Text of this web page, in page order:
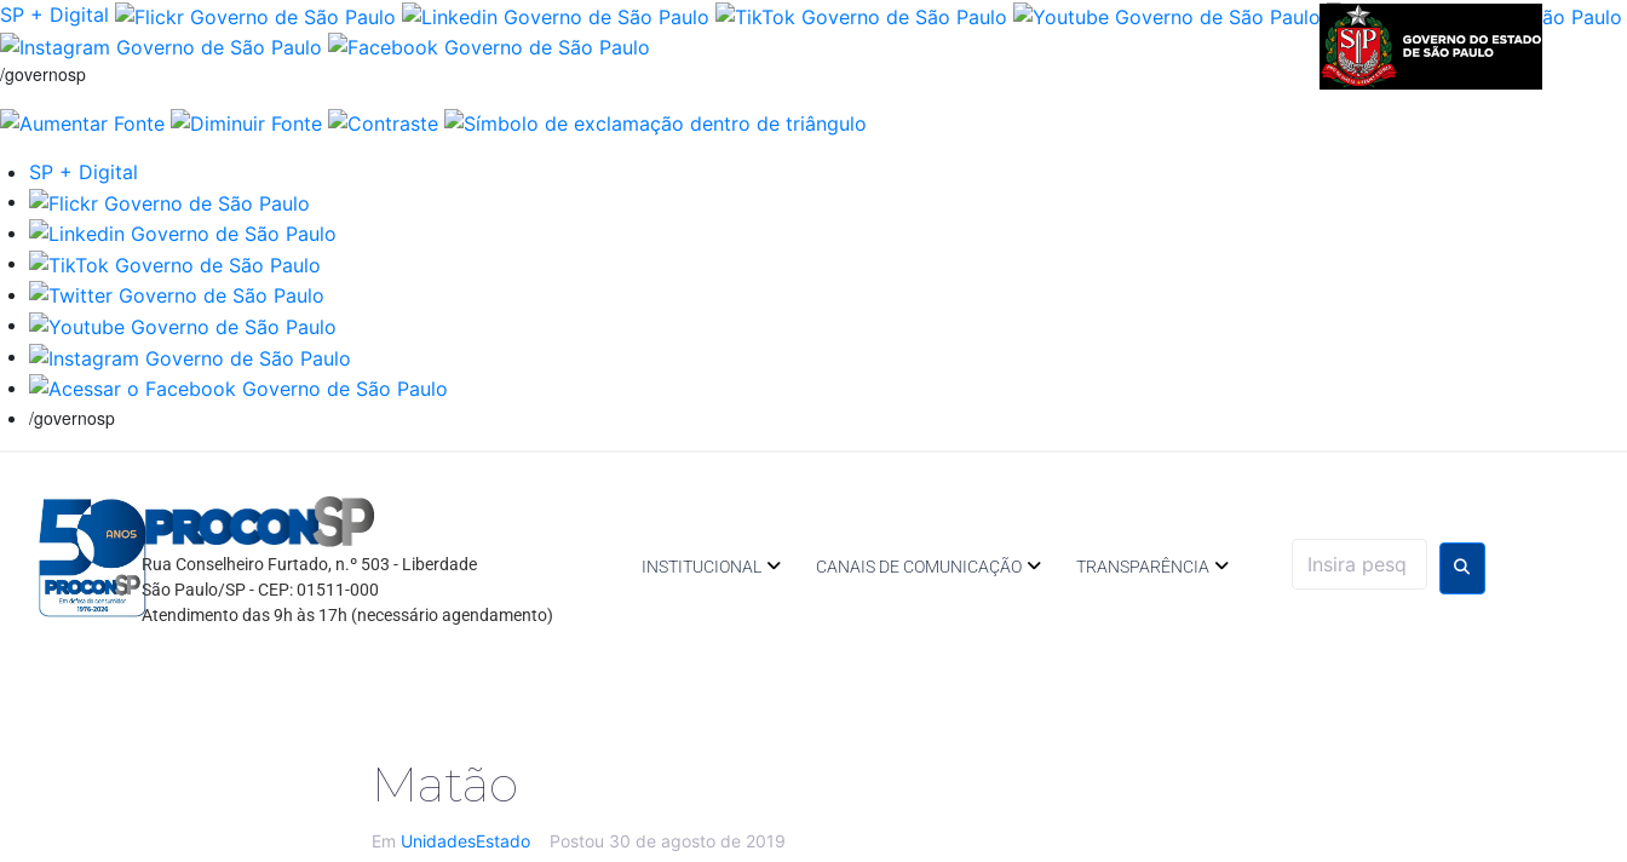
SP + Digital
/governosp
SP + Digital
/governosp
Rua Conselheiro Furtado, n.º 503 - Liberdade
São Paulo/SP - CEP: 01511-000
Atendimento das 9h às 17h (necessário agendamento)
INSTITUCIONAL CANAIS DE COMUNICAÇÃO TRANSPARÊNCIA
Matão
Em UnidadesEstado Postou 30 de agosto de 2019